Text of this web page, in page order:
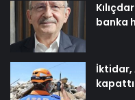
banka
İktidar,